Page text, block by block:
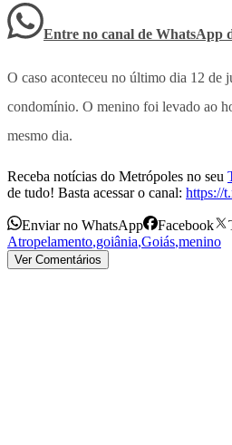
Entre no canal de WhatsApp
O caso aconteceu no último dia 12 de
condomínio. O menino foi levado ao
mesmo dia.
Receba notícias do Metrópoles no seu
de tudo! Basta acessar o canal: https://
Enviar no WhatsApp Facebook
Atropelamento,goiânia,Goiás,menino
Ver Comentários